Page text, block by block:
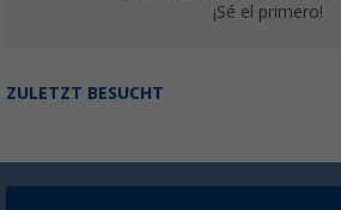
¡Sé el primero!
ZULETZT BESUCHT